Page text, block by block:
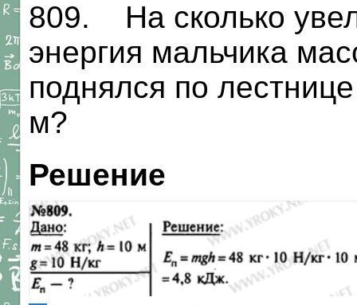
809. На сколько
энергия мальчика
поднялся по
м?
Решение